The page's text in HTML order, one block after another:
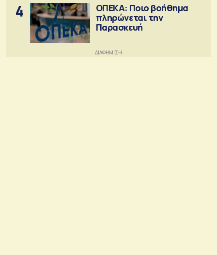
4
ΟΠΕΚΑ: Ποιο βοήθημα
πληρώνεται την
Παρασκευή